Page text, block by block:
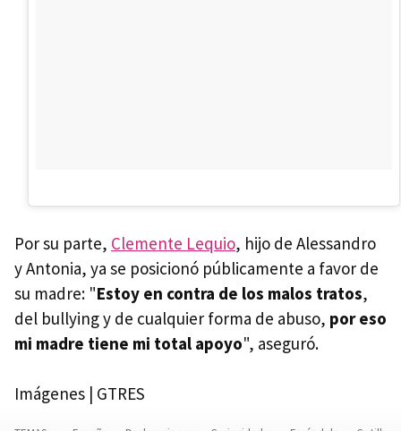
Por su parte, Clemente Lequio, hijo de Alessandro
y Antonia, ya se posicionó públicamente a favor de
su madre: "Estoy en contra de los malos tratos,
del bullying y de cualquier forma de abuso, por eso
mi madre tiene mi total apoyo", aseguró.
Imágenes | GTRES